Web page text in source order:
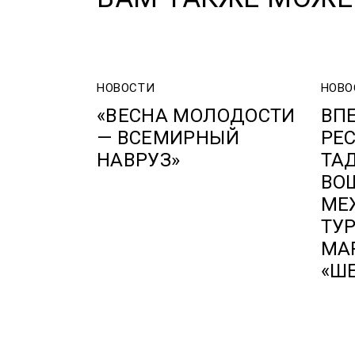
НОВОСТИ
«ВЕСНА МОЛОДОСТИ
— ВСЕМИРНЫЙ
НАВРУЗ»